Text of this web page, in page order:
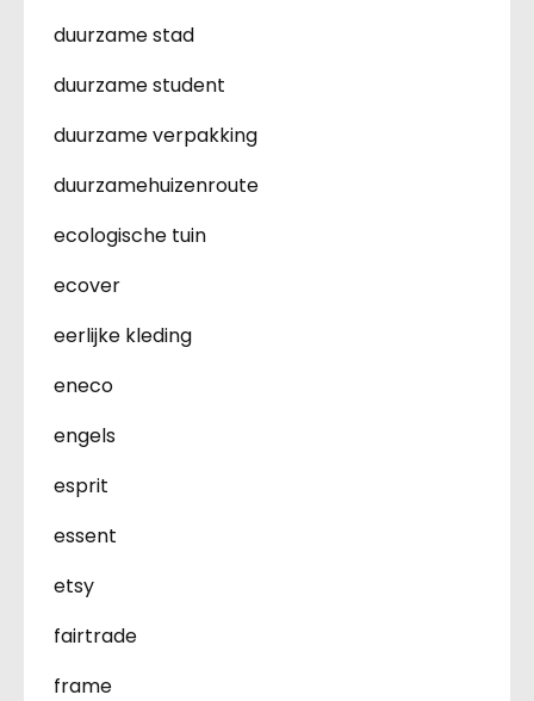
duurzame stad
duurzame student
duurzame verpakking
duurzamehuizenroute
ecologische tuin
ecover
eerlijke kleding
eneco
engels
esprit
essent
etsy
fairtrade
frame